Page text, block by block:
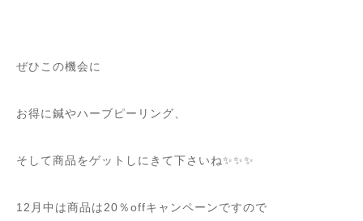
ぜひこの機会に
お得に鍼やハーブピーリング、
そして商品をゲットしにきて下さいね✨✨✨
12月中は商品は20％offキャンペーンですので